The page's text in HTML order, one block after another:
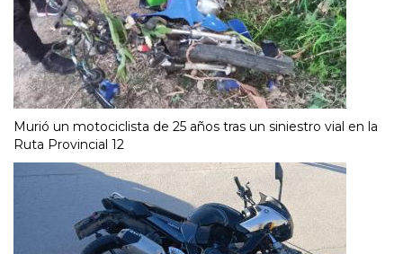
Murió un motociclista de 25 años tras un siniestro vial en la
Ruta Provincial 12